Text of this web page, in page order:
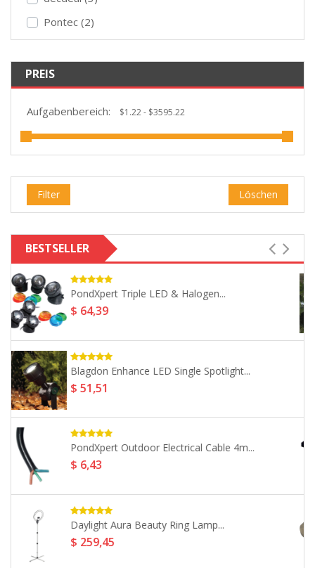
Pontec (2)
PREIS
Aufgabenbereich:
Filter Löschen
BESTSELLER
Smart Solar Star Lights 100...
$ 25,75
PondXpert Outdoor Electrical Cable 10m...
$ 16,73
Velda Floating Lantern (Triple Set)...
$ 38,63
PondXpert Rock Lights Triple...
$ 32,19